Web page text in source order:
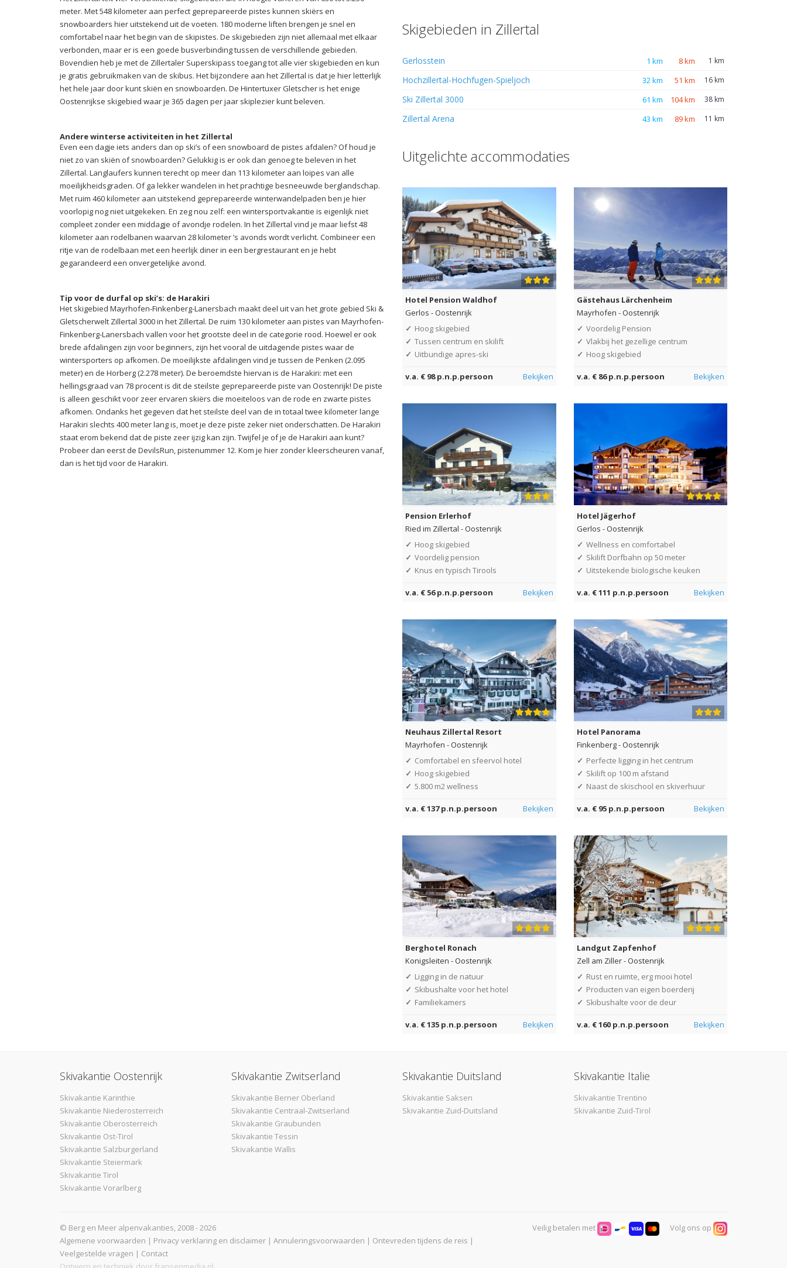
meter. Met 548 kilometer aan perfect geprepareerde pistes kunnen skiërs en
snowboarders hier uitstekend uit de voeten. 180 moderne liften brengen je snel en
comfortabel naar het begin van de skipistes. De skigebieden zijn niet allemaal met elkaar
verbonden, maar er is een goede busverbinding tussen de verschillende gebieden.
Bovendien heb je met de Zillertaler Superskipass toegang tot alle vier skigebieden en kun
je gratis gebruikmaken van de skibus. Het bijzondere aan het Zillertal is dat je hier letterlijk
het hele jaar door kunt skiën en snowboarden. De Hintertuxer Gletscher is het enige
Oostenrijkse skigebied waar je 365 dagen per jaar skiplezier kunt beleven.
Andere winterse activiteiten in het Zillertal
Even een dagje iets anders dan op ski’s of een snowboard de pistes afdalen? Of houd je
niet zo van skiën of snowboarden? Gelukkig is er ook dan genoeg te beleven in het
Zillertal. Langlaufers kunnen terecht op meer dan 113 kilometer aan loipes van alle
moeilijkheidsgraden. Of ga lekker wandelen in het prachtige besneeuwde berglandschap.
Met ruim 460 kilometer aan uitstekend geprepareerde winterwandelpaden ben je hier
voorlopig nog niet uitgekeken. En zeg nou zelf: een wintersportvakantie is eigenlijk niet
compleet zonder een middagje of avondje rodelen. In het Zillertal vind je maar liefst 48
kilometer aan rodelbanen waarvan 28 kilometer ’s avonds wordt verlicht. Combineer een
ritje van de rodelbaan met een heerlijk diner in een bergrestaurant en je hebt
gegarandeerd een onvergetelijke avond.
Tip voor de durfal op ski’s: de Harakiri
Het skigebied Mayrhofen-Finkenberg-Lanersbach maakt deel uit van het grote gebied Ski &
Gletscherwelt Zillertal 3000 in het Zillertal. De ruim 130 kilometer aan pistes van Mayrhofen-
Finkenberg-Lanersbach vallen voor het grootste deel in de categorie rood. Hoewel er ook
brede afdalingen zijn voor beginners, zijn het vooral de uitdagende pistes waar de
wintersporters op afkomen. De moeilijkste afdalingen vind je tussen de Penken (2.095
meter) en de Horberg (2.278 meter). De beroemdste hiervan is de Harakiri: met een
hellingsgraad van 78 procent is dit de steilste geprepareerde piste van Oostenrijk! De piste
is alleen geschikt voor zeer ervaren skiërs die moeiteloos van de rode en zwarte pistes
afkomen. Ondanks het gegeven dat het steilste deel van de in totaal twee kilometer lange
Harakiri slechts 400 meter lang is, moet je deze piste zeker niet onderschatten. De Harakiri
staat erom bekend dat de piste zeer ijzig kan zijn. Twijfel je of je de Harakiri aan kunt?
Probeer dan eerst de DevilsRun, pistenummer 12. Kom je hier zonder kleerscheuren vanaf,
dan is het tijd voor de Harakiri.
Skigebieden in Zillertal
Gerlosstein 1 km 8 km 1 km
Hochzillertal-Hochfugen-Spieljoch 32 km 51 km 16 km
Ski Zillertal 3000 61 km 104 km 38 km
Zillertal Arena 43 km 89 km 11 km
Uitgelichte accommodaties
Hotel Pension Waldhof
Gerlos -Oostenrijk
✓ Hoog skigebied
✓ Tussen centrum en skilift
✓ Uitbundige apres-ski
v.a. € 98 p.n.p.persoon Bekijken
Gästehaus Lärchenheim
Mayrhofen -Oostenrijk
✓ Voordelig Pension
✓ Vlakbij het gezellige centrum
✓ Hoog skigebied
v.a. € 86 p.n.p.persoon Bekijken
Pension Erlerhof
Ried im Zillertal -Oostenrijk
✓ Hoog skigebied
✓ Voordelig pension
✓ Knus en typisch Tirools
v.a. € 56 p.n.p.persoon Bekijken
Hotel Jägerhof
Gerlos -Oostenrijk
✓ Wellness en comfortabel
✓ Skilift Dorfbahn op 50 meter
✓ Uitstekende biologische keuken
v.a. € 111 p.n.p.persoon Bekijken
Neuhaus Zillertal Resort
Mayrhofen -Oostenrijk
✓ Comfortabel en sfeervol hotel
✓ Hoog skigebied
✓ 5.800 m2 wellness
v.a. € 137 p.n.p.persoon Bekijken
Hotel Panorama
Finkenberg-Oostenrijk
✓ Perfecte ligging in het centrum
✓ Skilift op 100 m afstand
✓ Naast de skischool en skiverhuur
v.a. € 95 p.n.p.persoon Bekijken
Berghotel Ronach
Konigsleiten -Oostenrijk
✓ Ligging in de natuur
✓ Skibushalte voor het hotel
✓ Familiekamers
v.a. € 135 p.n.p.persoon Bekijken
Landgut Zapfenhof
Zell am Ziller-Oostenrijk
✓ Rust en ruimte, erg mooi hotel
✓ Producten van eigen boerderij
✓ Skibushalte voor de deur
v.a. € 160 p.n.p.persoon Bekijken
Skivakantie Oostenrijk
Skivakantie Karinthie
Skivakantie Niederosterreich
Skivakantie Oberosterreich
Skivakantie Ost-Tirol
Skivakantie Salzburgerland
Skivakantie Steiermark
Skivakantie Tirol
Skivakantie Vorarlberg
Skivakantie Zwitserland
Skivakantie Berner Oberland
Skivakantie Centraal-Zwitserland
Skivakantie Graubunden
Skivakantie Tessin
Skivakantie Wallis
Skivakantie Duitsland
Skivakantie Saksen
Skivakantie Zuid-Duitsland
Skivakantie Italie
Skivakantie Trentino
Skivakantie Zuid-Tirol
© Berg en Meer alpenvakanties, 2008 - 2026
Algemene voorwaarden | Privacy verklaring en disclaimer | Annuleringsvoorwaarden | Ontevreden tijdens de reis |
Veelgestelde vragen | Contact
Veilig betalen met Volg ons op